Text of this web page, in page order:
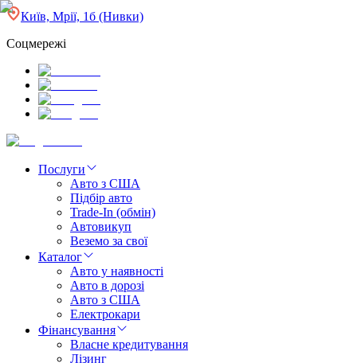
Київ, Мрії, 1б (Нивки)
Соцмережі
Послуги
Авто з США
Підбір авто
Trade-In (обмін)
Автовикуп
Веземо за свої
Каталог
Авто у наявності
Авто в дорозі
Авто з США
Електрокари
Фінансування
Власне кредитування
Лізинг